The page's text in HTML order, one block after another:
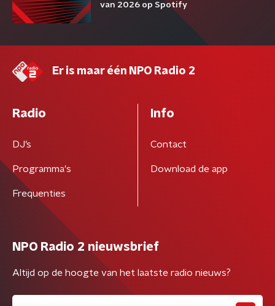
van 2026 op Spotify
Er is maar één NPO Radio 2
Radio
DJ’s
Programma's
Frequenties
Info
Contact
Download de app
NPO Radio 2 nieuwsbrief
Altijd op de hoogte van het laatste radio nieuws?